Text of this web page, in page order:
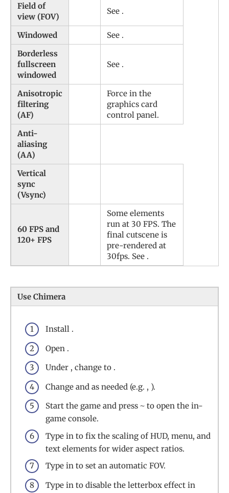
Field of
view (FOV)
See .
Windowed
See .
Borderless
fullscreen
windowed
See .
Anisotropic
filtering
(AF)
Force in the
graphics card
control panel.
Anti-
aliasing
(AA)
Vertical
sync
(Vsync)
60 FPS and
120+ FPS
Some elements
run at 30 FPS. The
final cutscene is
pre-rendered at
30fps. See .
Use Chimera
Install .
Open .
Under , change to .
Change and as needed (e.g. , ).
Start the game and press ~ to open the in-
game console.
Type in to fix the scaling of HUD, menu, and
text elements for wider aspect ratios.
Type in to set an automatic FOV.
Type in to disable the letterbox effect in